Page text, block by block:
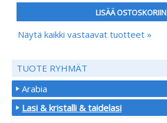
LISÄÄ OSTOSKORIIN
Näytä kaikki vastaavat tuotteet »
TUOTE RYHMÄT
Arabia
Lasi & kristalli & taidelasi